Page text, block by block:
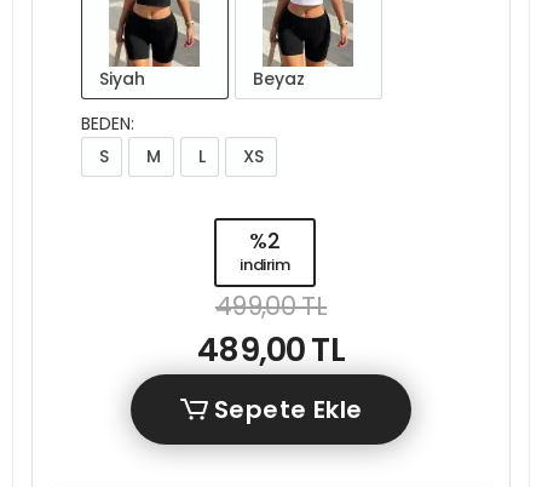
Siyah
Beyaz
BEDEN:
S
M L XS
%2
indirim
499,00 TL
489,00 TL
Sepete Ekle